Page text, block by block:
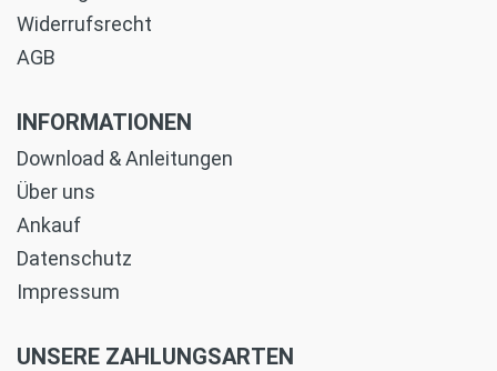
Widerrufsrecht
AGB
INFORMATIONEN
Download & Anleitungen
Über uns
Ankauf
Datenschutz
Impressum
UNSERE ZAHLUNGSARTEN